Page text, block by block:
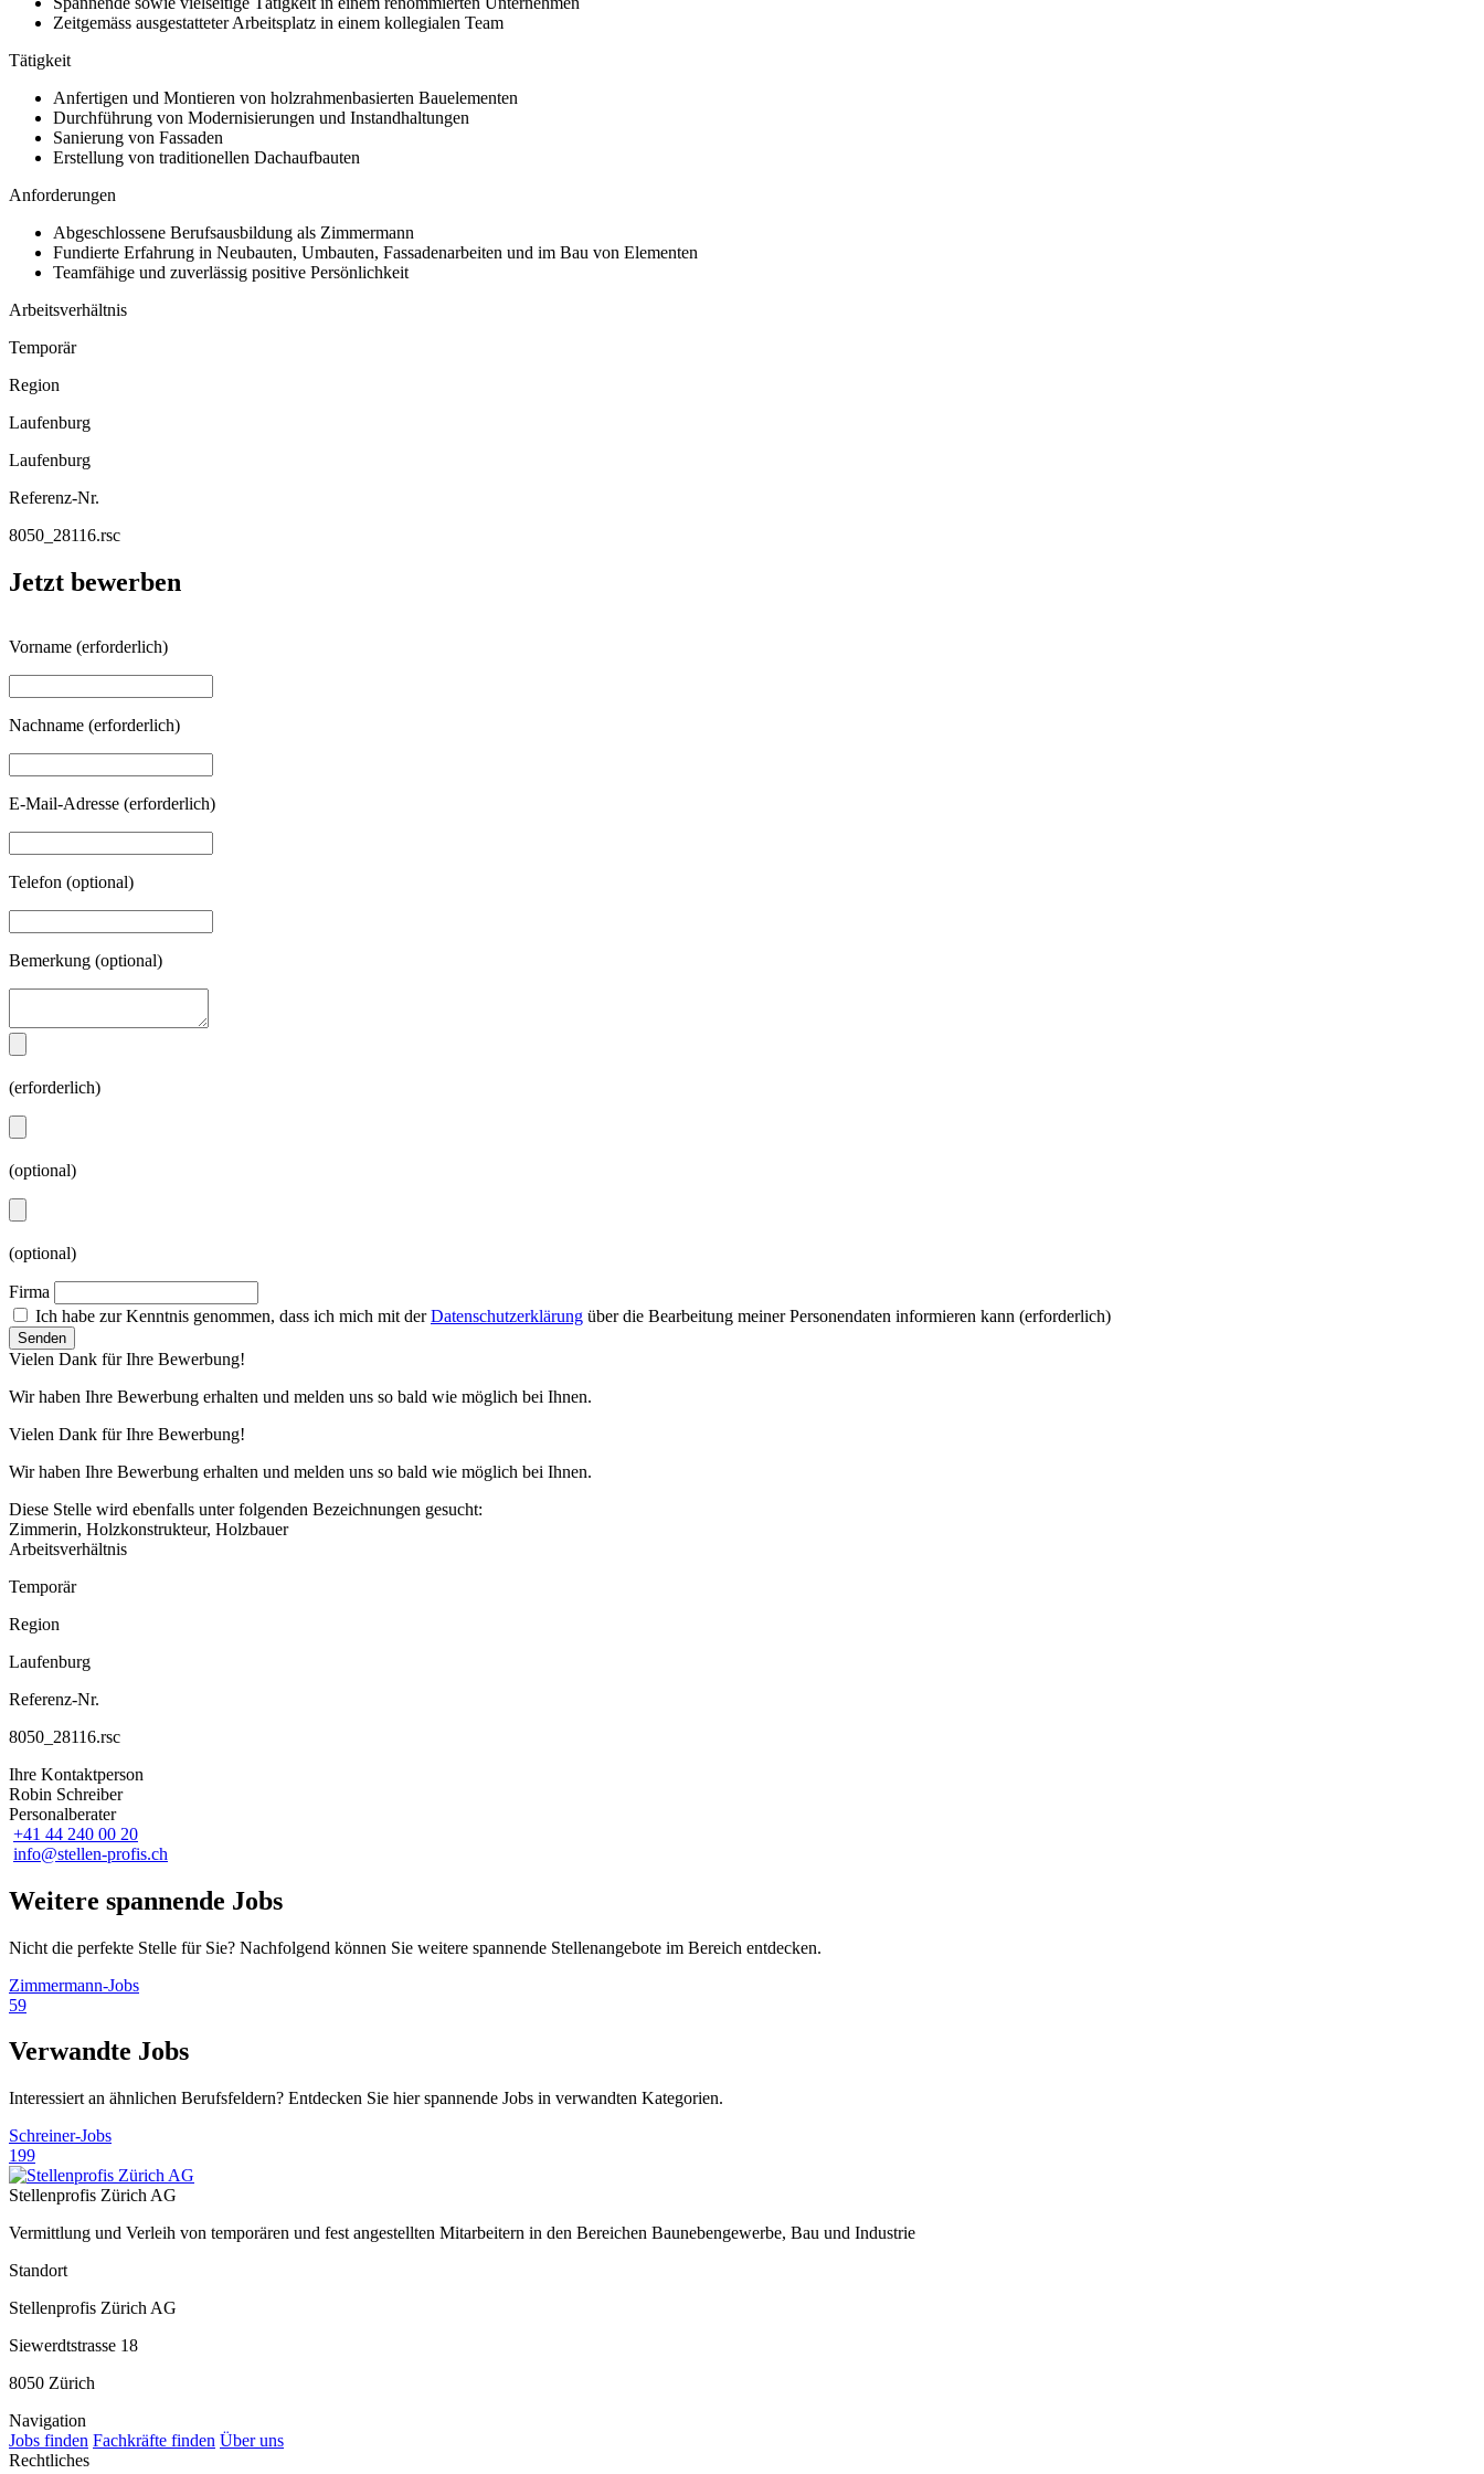
Zeitgemäss ausgestatteter Arbeitsplatz in einem kollegialen Team
Tätigkeit
Anfertigen und Montieren von holzrahmenbasierten Bauelementen
Durchführung von Modernisierungen und Instandhaltungen
Sanierung von Fassaden
Erstellung von traditionellen Dachaufbauten
Anforderungen
Abgeschlossene Berufsausbildung als Zimmermann
Fundierte Erfahrung in Neubauten, Umbauten, Fassadenarbeiten und im Bau von Elementen
Teamfähige und zuverlässig positive Persönlichkeit
Arbeitsverhältnis
Temporär
Region
Laufenburg
Laufenburg
Referenz-Nr.
8050_28116.rsc
Jetzt bewerben
Vorname (erforderlich)
Nachname (erforderlich)
E-Mail-Adresse (erforderlich)
Telefon (optional)
Bemerkung (optional)
(erforderlich)
(optional)
(optional)
Firma
Ich habe zur Kenntnis genommen, dass ich mich mit derDatenschutzerklärung über die Bearbeitung meiner Personendaten informieren kann (erforderlich)
Vielen Dank für Ihre Bewerbung!
Wir haben Ihre Bewerbung erhalten und melden uns so bald wie möglich bei Ihnen.
Vielen Dank für Ihre Bewerbung!
Wir haben Ihre Bewerbung erhalten und melden uns so bald wie möglich bei Ihnen.
Diese Stelle wird ebenfalls unter folgenden Bezeichnungen gesucht:
Zimmerin, Holzkonstrukteur, Holzbauer
Arbeitsverhältnis
Temporär
Region
Laufenburg
Referenz-Nr.
8050_28116.rsc
Ihre Kontaktperson
Robin Schreiber
Personalberater
+41 44 240 00 20
info@stellen-profis.ch
Weitere spannende Jobs
Nicht die perfekte Stelle für Sie? Nachfolgend können Sie weitere spannende Stellenangebote im Bereich entdecken.
Zimmermann-Jobs
59
Verwandte Jobs
Interessiert an ähnlichen Berufsfeldern? Entdecken Sie hier spannende Jobs in verwandten Kategorien.
Schreiner-Jobs
199
Stellenprofis Zürich AG
Vermittlung und Verleih von temporären und fest angestellten Mitarbeitern in den Bereichen Baunebengewerbe, Bau und Industrie
Standort
Stellenprofis Zürich AG
Siewerdtstrasse 18
8050 Zürich
Navigation
Jobs finden Fachkräfte finden Über uns
Rechtliches